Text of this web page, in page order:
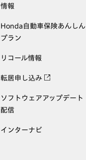
情報
Honda自動車保険あんしん
プラン
リコール情報
転居申し込み
ソフトウェアアップデート
配信
インターナビ